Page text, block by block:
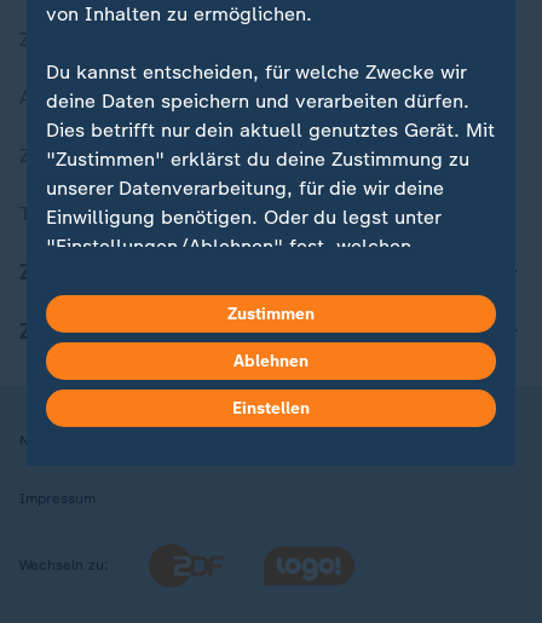
Aktuelle Sendungs-Videos
ZDFheute Stories
Themen im Überblick
ZDFheute Apps
Nutzungsbedingungen
Impressum
Wechseln zu:
von Inhalten zu ermöglichen.
Du kannst entscheiden, für welche Zwecke wir
deine Daten speichern und verarbeiten dürfen.
Dies betrifft nur dein aktuell genutztes Gerät. Mit
"Zustimmen" erklärst du deine Zustimmung zu
unserer Datenverarbeitung, für die wir deine
Einwilligung benötigen. Oder du legst unter
"Einstellungen/Ablehnen" fest, welchen
welchen nicht. Deine Datenschutzeinstellungen
kannst du jederzeit mit Wirkung für die Zukunft
in deinen Einstellungen widerrufen oder ändern.
Hier findest du das Impressum.
Zustimmen
Ablehnen
Einstellen